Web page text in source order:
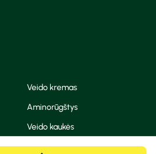
Veido kremas
Aminorūgštys
Veido kaukės
Eteriniai aliejai